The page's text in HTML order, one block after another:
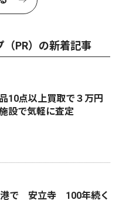
PR）の新着記事
10点以上買取で３万円
設で気軽に査定
港で 安立寺 100年続く